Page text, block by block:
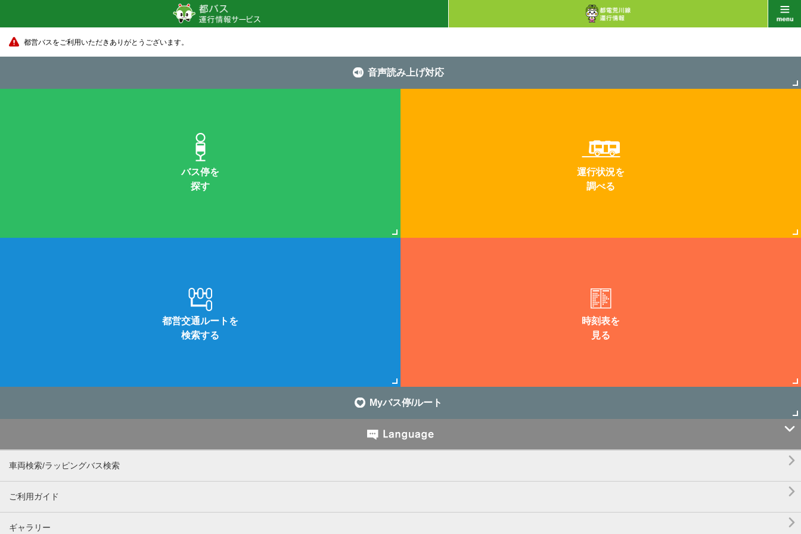
都営バスをご利用いただきありがとうございます。
音声読み上げ対応
バス停を
探す
運行状況を
調べる
都営交通ルートを
検索する
時刻表を
見る
Myバス停/ルート

車両検索/ラッピングバス検索 
ご利用ガイド 
ギャラリー 